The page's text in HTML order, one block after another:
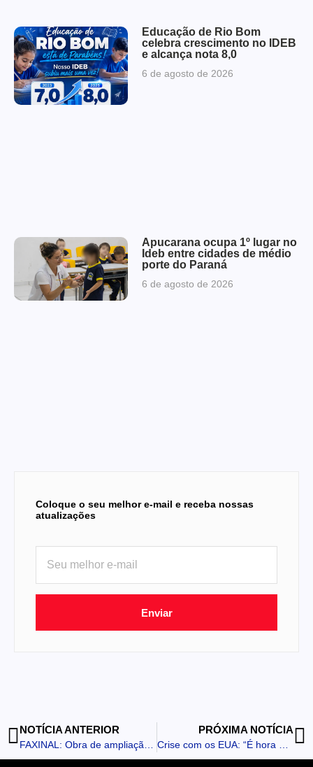
Educação de Rio Bom
celebra crescimento no IDEB
e alcança nota 8,0
6 de agosto de 2026
Apucarana ocupa 1º lugar no
Ideb entre cidades de médio
porte do Paraná
6 de agosto de 2026
Coloque o seu melhor e-mail e receba nossas
atualizações
Enviar
NOTÍCIA ANTERIOR PRÓXIMA NOTÍCIA